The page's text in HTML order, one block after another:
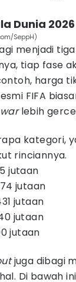
Dunia 2026
SeppH)
menjadi
tiap fase
harga
FIFA
warlebih
kategori,
rinciannya.
jutaan
jutaan
jutaan
jutaan
jutaan
juga dibagi
Di bawah